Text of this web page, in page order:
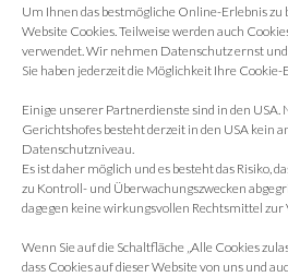
Um Ihnen das bestmögliche Online-Erlebnis
Website Cookies. Teilweise werden auch
verwendet. Wir nehmen Datenschutz ernst
Sie haben jederzeit die Möglichkeit Ihre
Einige unserer Partnerdienste sind in den USA.
Gerichtshofes besteht derzeit in den USA kein
Datenschutzniveau.
Es ist daher möglich und es besteht das Risiko,
zu Kontroll- und Überwachungszwecken
dagegen keine wirkungsvollen Rechtsmittel zur
Wenn Sie auf die Schaltfläche „Alle Cookies
dass Cookies auf dieser Website von uns und